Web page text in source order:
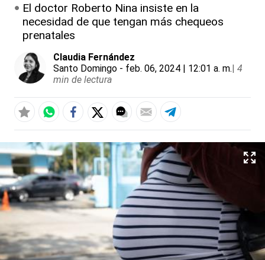
El doctor Roberto Nina insiste en la
necesidad de que tengan más chequeos
prenatales
Claudia Fernández
Santo Domingo - feb. 06, 2024 | 12:01 a. m.| 4
min de lectura